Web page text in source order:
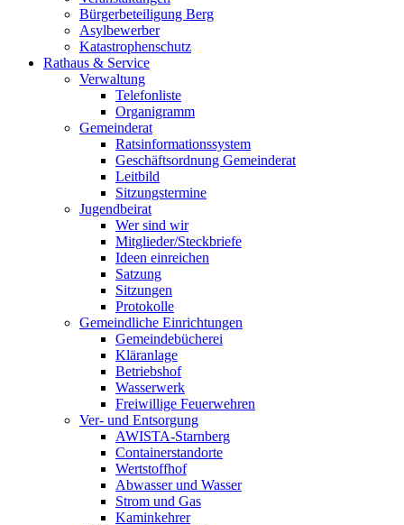
Bürgerbeteiligung Berg
Asylbewerber
Katastrophenschutz
Rathaus & Service
Verwaltung
Telefonliste
Organigramm
Gemeinderat
Ratsinformationssystem
Geschäftsordnung Gemeinderat
Leitbild
Sitzungstermine
Jugendbeirat
Wer sind wir
Mitglieder/Steckbriefe
Ideen einreichen
Satzung
Sitzungen
Protokolle
Gemeindliche Einrichtungen
Gemeindebücherei
Kläranlage
Betriebshof
Wasserwerk
Freiwillige Feuerwehren
Ver- und Entsorgung
AWISTA-Starnberg
Containerstandorte
Wertstoffhof
Abwasser und Wasser
Strom und Gas
Kaminkehrer